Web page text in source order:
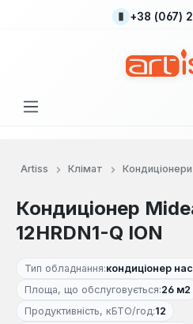
Перейти до основного+38 (067)
Artiss Клімат Кондиціонери
Кондиціонер
12HRDN1-Q ION
Тип обладнання:кондиціонер
Площа, що обслуговується:26 м2
Продуктивність, кБТО/год:12